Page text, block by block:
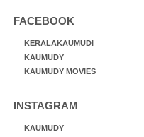
FACEBOOK
KERALAKAUMUDI
KAUMUDY
KAUMUDY MOVIES
INSTAGRAM
KAUMUDY